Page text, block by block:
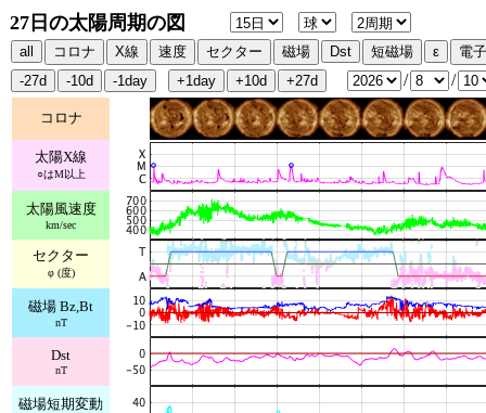
27日の太陽周期の図
/ /
コロナ
太陽X線
○はM以上
太陽風速度
km/sec
セクター
φ (度)
磁場 Bz,Bt
nT
Dst
nT
磁場短期変動